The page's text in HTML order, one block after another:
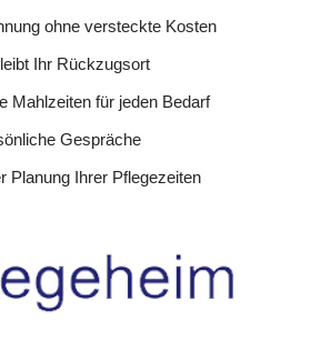
ohne versteckte Kosten
Ihr Rückzugsort
Mahlzeiten für jeden Bedarf
Gespräche
Planung Ihrer Pflegezeiten